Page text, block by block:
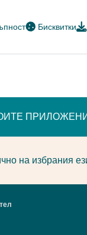
Бисквитки
на избрания